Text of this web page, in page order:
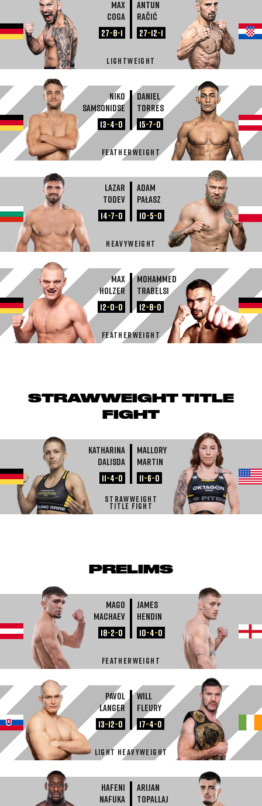
Max
Coga
27-8-1
Antun
Račić
27-12-1
LIGHTWEIGHT
Niko
Samsonidse
13-4-0
Daniel
Torres
15-7-0
FEATHERWEIGHT
Lazar
Todev
14-7-0
Adam
Pałasz
10-5-0
HEAVYWEIGHT
Max
Holzer
12-0-0
Mohammed
Trabelsi
12-8-0
FEATHERWEIGHT
STRAWWEIGHT TITLE
FIGHT
Katharina
Dalisda
11-4-0
Mallory
Martin
11-6-0
STRAWWEIGHT
TITLE FIGHT
PRELIMS
Mago
Machaev
18-2-0
James
Hendin
10-4-0
FEATHERWEIGHT
Pavol
Langer
13-12-0
Will
Fleury
17-4-0
LIGHT HEAVYWEIGHT
Hafeni
Nafuka
Arijan
Topallaj